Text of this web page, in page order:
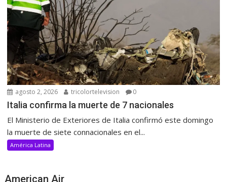
agosto 2, 2026 tricolortelevision 0
Italia confirma la muerte de 7 nacionales
El Ministerio de Exteriores de Italia confirmó este domingo
la muerte de siete connacionales en el...
América Latina
American Air